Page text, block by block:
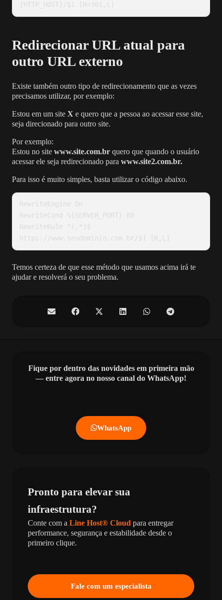
{HTTP_HOST}/$1 [R=301,L]
Redirecionar URL atual para
outro URL externo
Existe também outro tipo de redirecionamento que as vezes
precisamos utilizar, por exemplo:
Estou em um site X e quero que a pessoa ao acessar esse site,
seja direcionado para outro site.
Por exemplo:
Estou no site www.site.com.br quero que quando o usuário
acessar ele seja redirecionado para www.site2.com.br.
Para isso é muito simples, basta utilizar o código abaixo.
RewriteEngine On
RewriteCond %{SERVER_PORT} 80
RewriteRule ^(.*)$
https://www.seudominio.com.br/$1 [R,L]
Temos certeza de que esse método que usamos acima irá te
ajudar e resolverá o seu problema.
Fique por dentro das novidades em primeira mão
— entre agora no nosso canal do WhatsApp!
WhatsApp
Pronto para elevar sua
infraestrutura?
Conte com a Line Host® Cloud para entregar
performance, segurança e estabilidade desde o
primeiro clique.
Fale com um especialista